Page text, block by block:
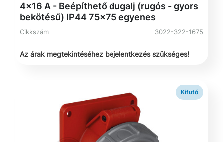
4x16 A - Beépíthető dugalj (rugós - gyors
bekötésű) IP44 75x75 egyenes
Cikkszám 3022-322-1675
Az árak megtekintéséhez bejelentkezés szükséges!
Kifutó